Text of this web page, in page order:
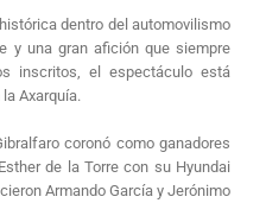
dentro del automovilismo
y una gran afición que siempre
inscritos, el espectáculo está
Axarquía.
coronó como ganadores
de la Torre con su Hyundai
Armando García y Jerónimo